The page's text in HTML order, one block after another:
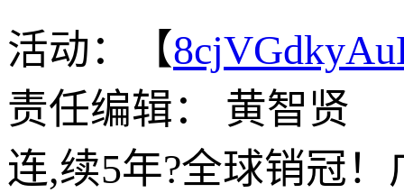
活动：【
责任编辑： 黄智贤
连,续5年?全球销冠